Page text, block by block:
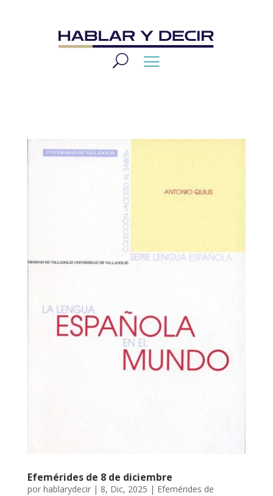
Efemérides de 8 de diciembre
por hablarydecir| 8, Dic, 2025 | Efemérides de